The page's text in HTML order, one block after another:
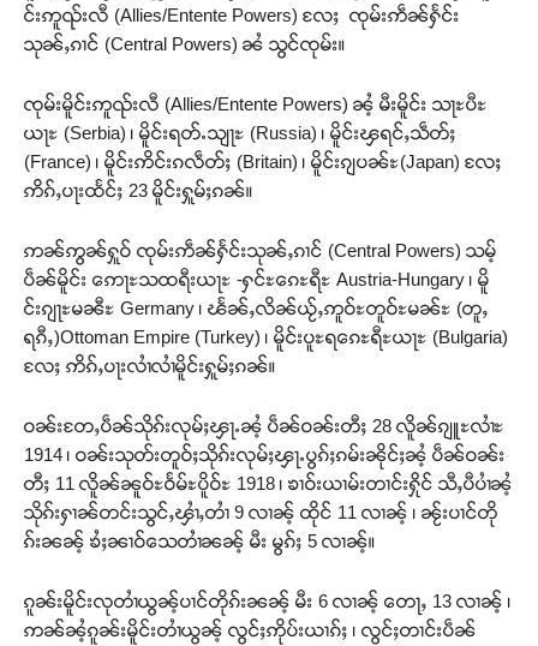
င်းဢူၺ်းလီ (Allies/Entente Powers) လႄႈ ၸုမ်းဢဵၼ်ႁႅင်း
သုၼ်ႇၵၢင် (Central Powers) ၼႆ သွင်ၸုမ်း။
ၸုမ်းမိူင်းဢူၺ်းလီ (Allies/Entente Powers) ၼႆ့ မီးမိူင်း သႃႊပီႊ
ယႃႊ (Serbia) ၊ မိူင်းရတ်ႉသျႃႊ (Russia) ၊ မိူင်းၾရင်ႇသဵတ်ႈ
(France) ၊ မိူင်းဢိင်းၵလဵတ်ႈ (Britain) ၊ မိူင်းၵျပၼ်ႊ(Japan) လႄႈ
ဢိၵ်ႇပႃးထႅင်ႈ 23 မိူင်းႁူမ်ႈၵၼ်။
ဢၼ်ဢွၼ်ႁူဝ် ၸုမ်းဢဵၼ်ႁႅင်းသုၼ်ႇၵၢင် (Central Powers) သမ့်
ပဵၼ်မိူင်း ဢေႃႊသထရီးယႃႊ -ႁင်ႊၵေႊရီႊ Austria-Hungary ၊ မိူ
င်းၵျႃႊမၼီႊ Germany ၊ ၽႅၼ်ႇလိၼ်ယႂ်ႇဢူဝ်ႊတူဝ်ႊမၼ်ႊ (တူႇ
ရၵီႇ)Ottoman Empire (Turkey) ၊ မိူင်းပူႊရၵေႊရီႊယႃႊ (Bulgaria)
လႄႈ ဢိၵ်ႇပႃးလၢႆလၢႆမိူင်းႁူမ်ႈၵၼ်။
ဝၼ်းတႄႇပဵၼ်သိုၵ်းလုမ်ႈၾႃႉၼႆ့ ပဵၼ်ဝၼ်းတီႈ 28 လိူၼ်ၵျူႊလၢႆႊ
1914 ၊ ဝၼ်းသုတ်းတူဝ်ႈသိုၵ်းလုမ်ႈၾႃႉပွၵ်ႈၵမ်းၼိုင်ႈၼႆ့ ပဵၼ်ဝၼ်း
တီႈ 11 လိူၼ်ၼူဝ်ႊဝႅမ်ႊပိူဝ်ႊ 1918 ၊ ၶၢဝ်းယၢမ်းတၢင်းႁိုင် သီႇပီပၢႆၼႆ့
သိုၵ်းႁၢၼ်တင်းသွင်ႇၾၢႆႇတၢႆ 9 လၢၼ့် ထိုင် 11 လၢၼ့် ၊ ၼႂ်းပၢင်တို
ၵ်းၼၼ့် ၶႆႈၼၢဝ်သေတၢႆၼၼ့် မီး မွၵ်ႈ 5 လၢၼ့်။
ၵူၼ်းမိူင်းလုတၢႆယွၼ့်ပၢင်တိုၵ်းၼၼ့် မီး 6 လၢၼ့် တေႃႇ 13 လၢၼ့် ၊
ဢၼ်ၼႆ့ၵူၼ်းမိူင်းတၢႆယွၼ့် လွင်ႈဢိုပ်းယၢၵ်ႈ ၊ လွင်ႈတၢင်းပဵၼ်